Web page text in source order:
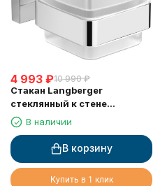
4 993 ₽10 990 ₽
Стакан Langberger
стеклянный к стене
квадратный 21811A
В наличии
В корзину
Купить в 1 клик